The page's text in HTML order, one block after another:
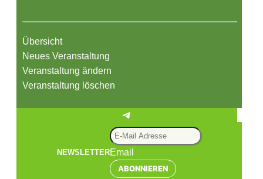
Übersicht
Neues Veranstaltung
Veranstaltung ändern
Veranstaltung löschen
Telegram
NEWSLETTEREmail
ABONNIEREN